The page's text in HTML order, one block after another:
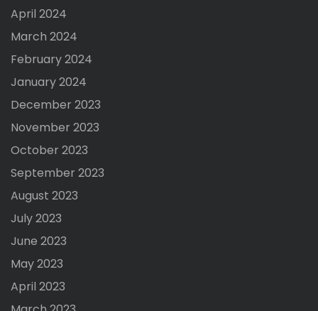
April 2024
March 2024
February 2024
January 2024
December 2023
November 2023
October 2023
September 2023
August 2023
July 2023
June 2023
May 2023
April 2023